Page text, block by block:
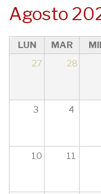
Agosto
LUN MAR
27
28
3 4
10 11